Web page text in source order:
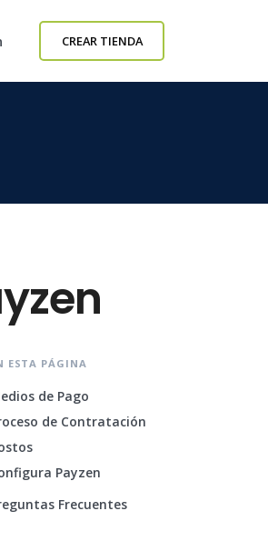
CREAR TIENDA
ESTA PÁGINA
de Pago
de Contratación
Payzen
Frecuentes